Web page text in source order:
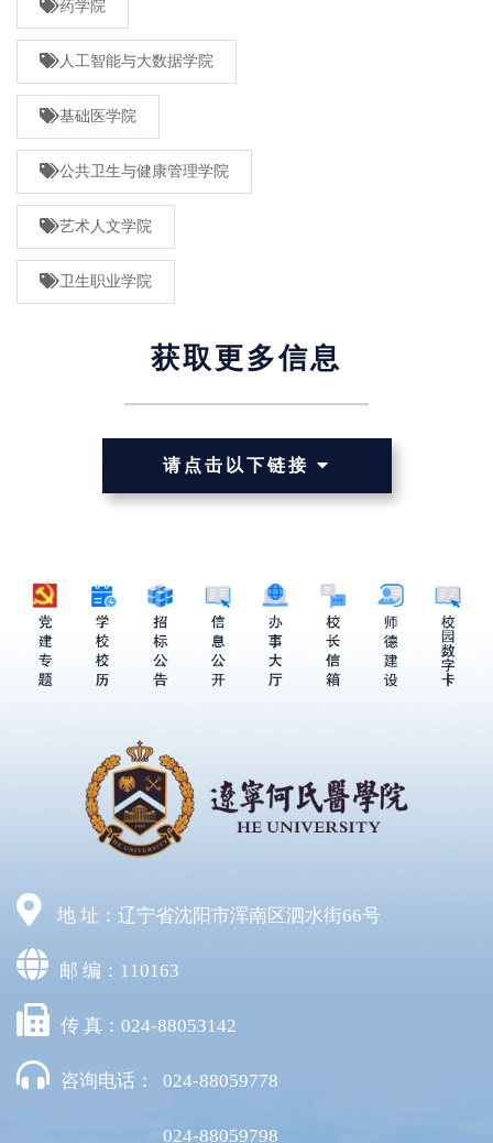
药学院
人工智能与大数据学院
基础医学院
公共卫生与健康管理学院
艺术人文学院
卫生职业学院
获取更多信息
请点击以下链接
地 址：辽宁省沈阳市浑南区泗水街66号
邮 编：110163
传 真：024-88053142
咨询电话： 024-88059778
024-88059798